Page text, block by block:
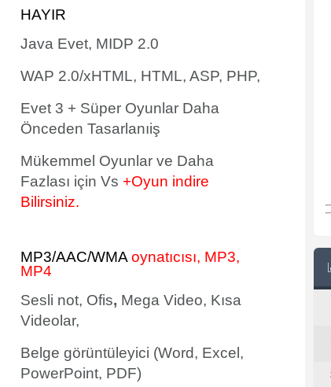
HAYIR
Java Evet, MIDP 2.0
WAP 2.0/xHTML, HTML, ASP, PHP,
Evet 3 + Süper Oyunlar Daha
Önceden Tasarlanıiş
Mükemmel Oyunlar ve Daha
Fazlası için Vs +Oyun indire
Bilirsiniz.
MP3/AAC/WMA oynatıcısı, MP3,
MP4
Sesli not, Ofis, Mega Video, Kısa
Videolar,
Belge görüntüleyici (Word, Excel,
PowerPoint, PDF)